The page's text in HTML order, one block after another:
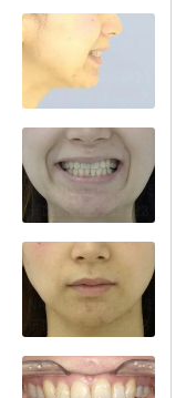
NATURALEE_さわだ
デンタルクリニック
TEL:0729998888
医療法人
NATURALEE_さわだ
デンタルクリニック
TEL:0729998888
医療法人
NATURALEE_さわだ
デンタルクリニック
TEL:0729998888
医療法人